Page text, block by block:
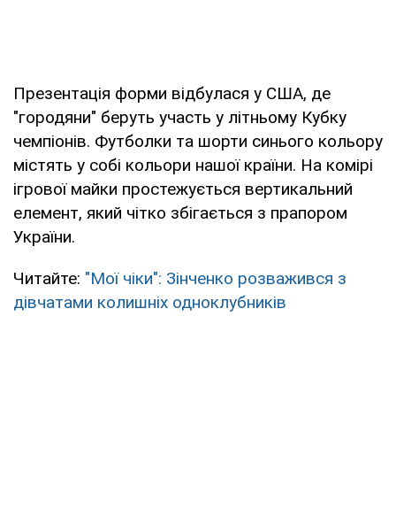
Презентація форми відбулася у США, де
"городяни" беруть участь у літньому Кубку
чемпіонів. Футболки та шорти синього кольору
містять у собі кольори нашої країни. На комірі
ігрової майки простежується вертикальний
елемент, який чітко збігається з прапором
України.
Читайте: "Мої чіки": Зінченко розважився з
дівчатами колишніх одноклубників